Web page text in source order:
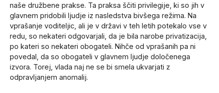
naše družbene prakse. Ta praksa ščiti privilegije, ki so jih v
glavnem pridobili ljudje iz nasledstva bivšega režima. Na
vprašanje voditeljic, ali je v državi v teh letih potekalo vse v
redu, so nekateri odgovarjali, da je bila narobe privatizacija,
po kateri so nekateri obogateli. Nihče od vprašanih pa ni
povedal, da so obogateli v glavnem ljudje določenega
izvora. Torej, vlada naj ne se bi smela ukvarjati z
odpravljanjem anomalij.